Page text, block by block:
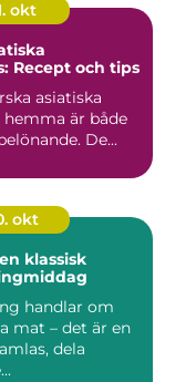
okt
Recept och tips
asiatiska
är både
De...
okt
klassisk
handlar om
mat – det är en
dela